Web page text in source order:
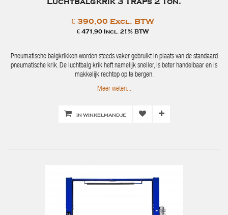
€ 390,00 Excl. BTW
€ 471,90 Incl. 21% BTW
Pneumatische balgkrikken worden steeds vaker gebruikt in plaats van de standaard
pneumatische krik. De luchtbalg krik heft namelijk sneller, is beter handelbaar en is
makkelijk rechtop op te bergen.
Meer weten...
IN WINKELMANDJE